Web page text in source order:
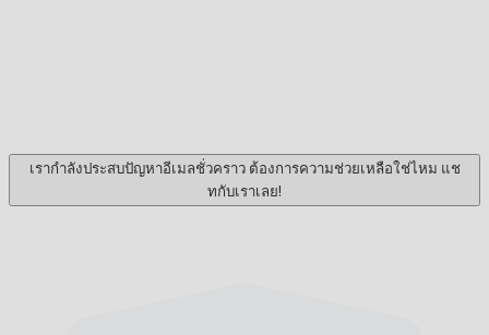
เรากำลังประสบปัญหาอีเมลชั่วคราว ต้องการความช่วยเหลือใช่ไหม แช
ทกับเราเลย!